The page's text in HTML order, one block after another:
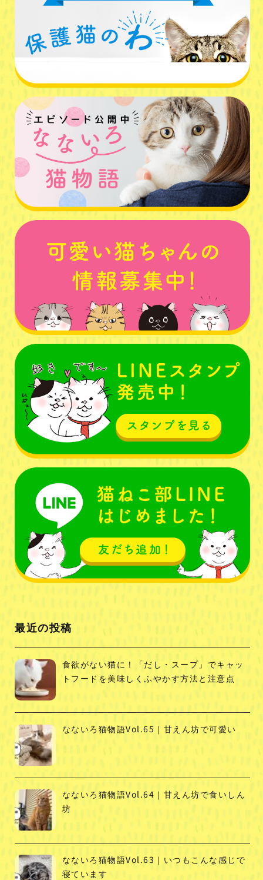
最近の投稿
食欲がない猫に！「だし・スープ」でキャッ
トフードを美味しくふやかす方法と注意点
なないろ猫物語Vol.65｜甘えん坊で可愛い
なないろ猫物語Vol.64｜甘えん坊で食いしん
坊
なないろ猫物語Vol.63｜いつもこんな感じで
寝ています